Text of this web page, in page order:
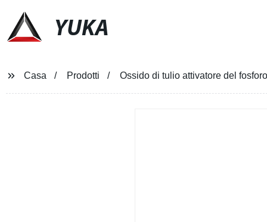
YUKA
Casa Prodotti Ossido di tulio attivatore del